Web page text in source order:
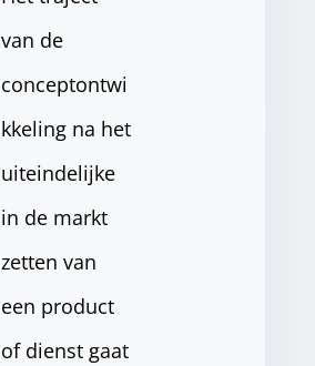
van de
conceptontwi
kkeling na het
uiteindelijke
in de markt
zetten van
een product
of dienst gaat